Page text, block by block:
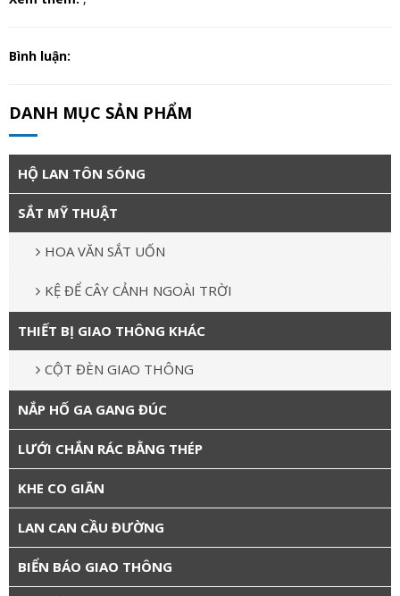
Bình luận:
DANH MỤC SẢN PHẨM
HỘ LAN TÔN SÓNG
SẮT MỸ THUẬT
HOA VĂN SẮT UỐN
KỆ ĐỂ CÂY CẢNH NGOÀI TRỜI
THIẾT BỊ GIAO THÔNG KHÁC
CỘT ĐÈN GIAO THÔNG
NẮP HỐ GA GANG ĐÚC
LƯỚI CHẮN RÁC BẰNG THÉP
KHE CO GIÃN
LAN CAN CẦU ĐƯỜNG
BIỂN BÁO GIAO THÔNG